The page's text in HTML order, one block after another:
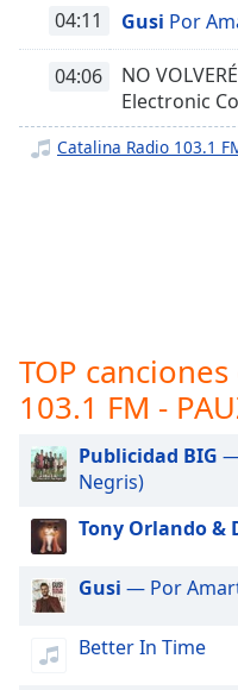
Descriptions
descriptions
selected
subtitles
off
selected
Audio
Picture-
in-
Fullscreen
04:11 Gusi Por
04:06
NO
Electronic
Catalina Radio 103.1
TOP
103.1 FM -
Publicidad BIG —
Negris)
Tony Orlando &
Gusi — Por
Better In Time